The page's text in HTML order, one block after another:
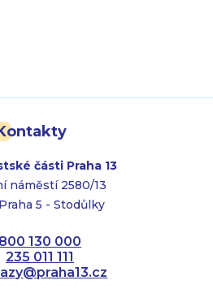
části Praha 13
náměstí 2580/13
5 - Stodůlky
800 130 000
235 011 111
@praha13.cz